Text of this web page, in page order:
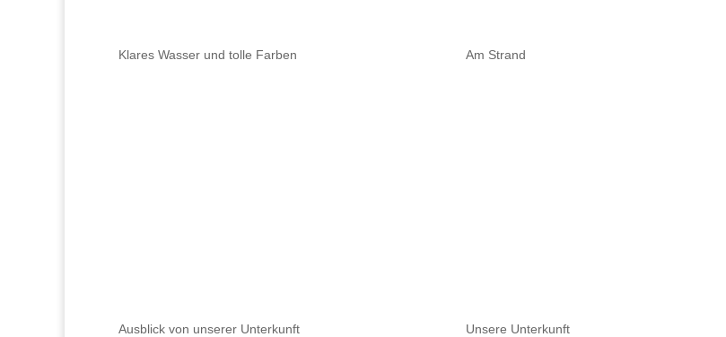
Klares Wasser und tolle Farben Am Strand
Ausblick von unserer Unterkunft Unsere Unterkunft